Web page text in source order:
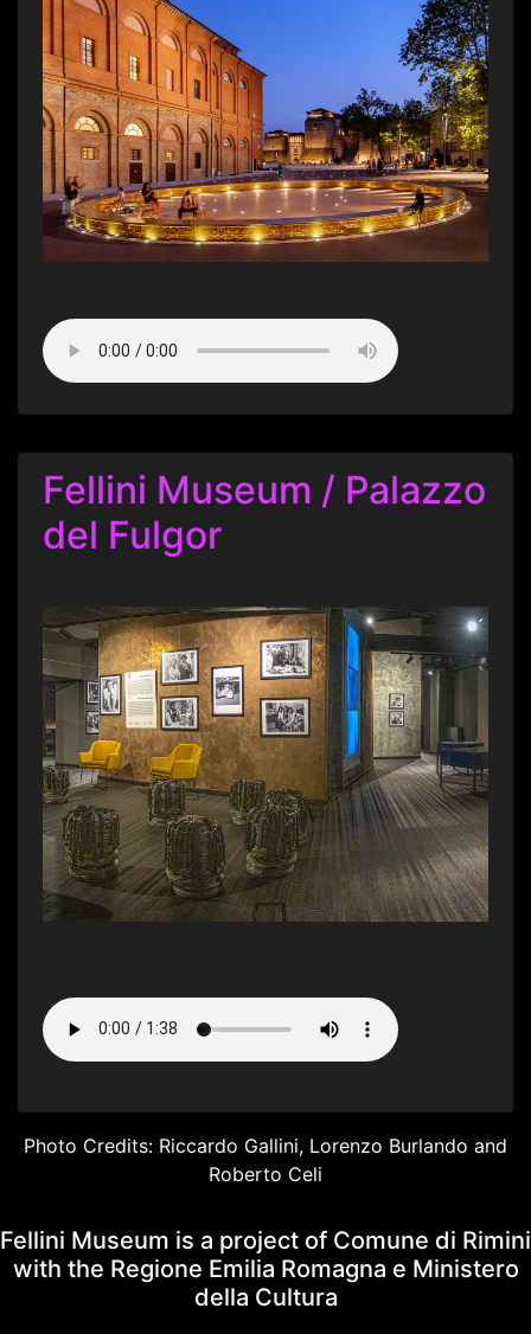
Fellini Museum / Palazzo
del Fulgor
Photo Credits: Riccardo Gallini, Lorenzo Burlando and
Roberto Celi
Fellini Museum is a project of Comune di Rimini
with the Regione Emilia Romagna e Ministero
della Cultura